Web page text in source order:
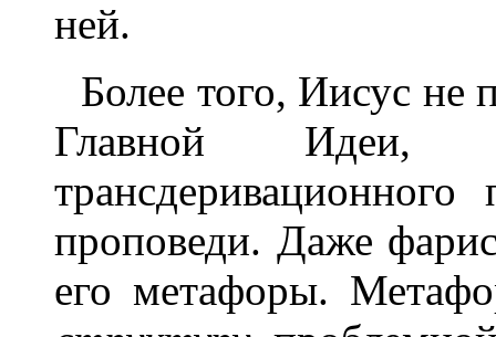
ней.
Более того, Иисус не
Главной Идеи,
проповеди. Даже
его метафоры.